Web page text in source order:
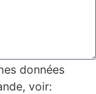
données
voir: